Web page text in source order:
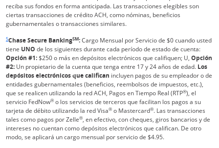
reciba sus fondos en forma anticipada. Las transacciones elegibles son
ciertas transacciones de crédito ACH, como nóminas, beneficios
gubernamentales o transacciones similares.
5Chase Secure BankingSM:Cargo Mensual por Servicio de $0 cuando usted
tiene UNO de los siguientes durante cada período de estado de cuenta:
Opción #1:$250 o más en depósitos electrónicos que califiquen; U, Opción
#2: Un propietario de la cuenta que tenga entre 17 y 24 años de edad. Los
depósitos electrónicos que califican incluyen pagos de su empleador o de
entidades gubernamentales (beneficios, reembolsos de impuestos, etc.),
que se realicen utilizando la red ACH, Pagos en Tiempo Real (RTP®), el
servicio FedNow® o los servicios de terceros que facilitan los pagos a su
tarjeta de débito utilizando la red Visa® o Mastercard®. Las transacciones
tales como pagos por Zelle®, en efectivo, con cheques, giros bancarios y de
intereses no cuentan como depósitos electrónicos que califican. De otro
modo, se aplicará un cargo mensual por servicio de $4.95.